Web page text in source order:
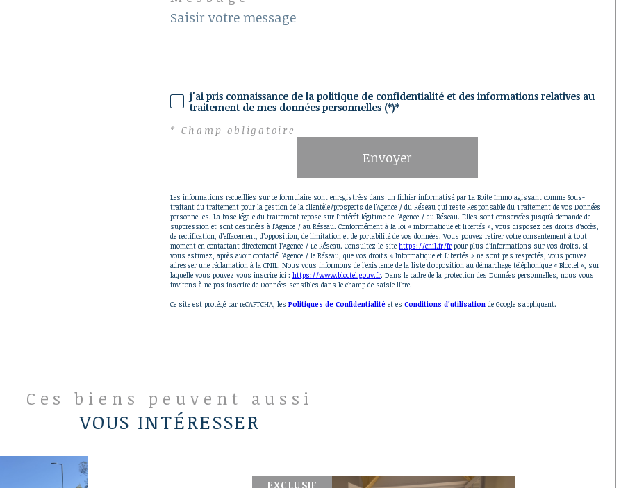
j'ai pris connaissance de la politique de confidentialité et des informations relatives au
traitement de mes données personnelles (*)*
* Champ obligatoire
Envoyer
Les informations recueillies sur ce formulaire sont enregistrées dans un fichier informatisé par La Boite Immo agissant comme Sous-
traitant du traitement pour la gestion de la clientèle/prospects de l'Agence / du Réseau qui reste Responsable du Traitement de vos Données
personnelles. La base légale du traitement repose sur l'intérêt légitime de l'Agence / du Réseau. Elles sont conservées jusqu'à demande de
suppression et sont destinées à l'Agence / au Réseau. Conformément à la loi « informatique et libertés », vous disposez des droits d’accès,
de rectification, d’effacement, d’opposition, de limitation et de portabilité de vos données. Vous pouvez retirer votre consentement à tout
moment en contactant directement l’Agence / Le Réseau. Consultez le site https://cnil.fr/fr pour plus d’informations sur vos droits. Si
vous estimez, après avoir contacté l'Agence / le Réseau, que vos droits « Informatique et Libertés » ne sont pas respectés, vous pouvez
adresser une réclamation à la CNIL. Nous vous informons de l’existence de la liste d'opposition au démarchage téléphonique « Bloctel », sur
laquelle vous pouvez vous inscrire ici : https://www.bloctel.gouv.fr. Dans le cadre de la protection des Données personnelles, nous vous
invitons à ne pas inscrire de Données sensibles dans le champ de saisie libre.
Ce site est protégé par reCAPTCHA, les Politiques de Confidentialité et es Conditions d'utilisation de Google s'appliquent.
Ces biens peuvent aussi
VOUS INTÉRESSER
EXCLUSIF